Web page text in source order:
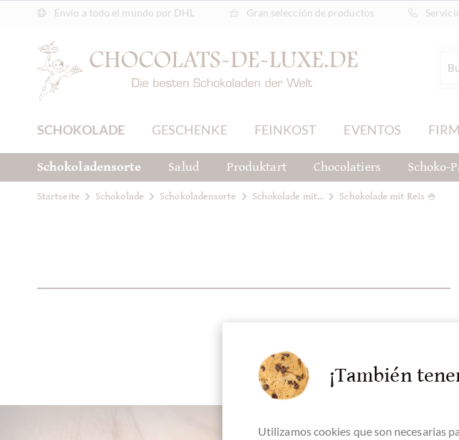
Envío a todo el mundo por DHL Gran selección de productos
SCHOKOLADE GESCHENKE FEINKOST EVENTOS
Schokoladensorte Salud Produktart Chocolatiers Schoko-
Startseite Schokolade Schokoladensorte Schokolade mit... Schokolade mit Reis 🍚
¡También
Utilizamos cookies que son necesarias